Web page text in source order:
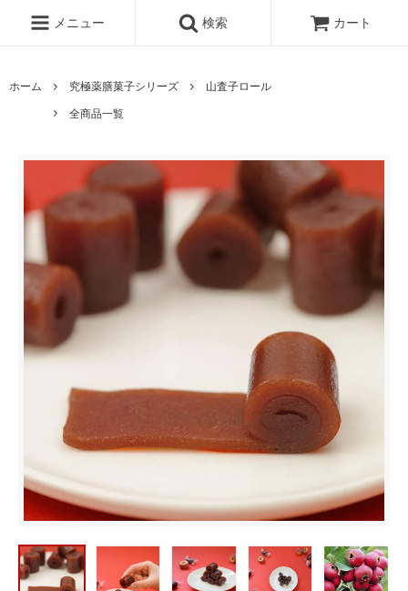
メニュー 検索 カート
ホーム 究極薬膳菓子シリーズ
山査子ロール
全商品一覧